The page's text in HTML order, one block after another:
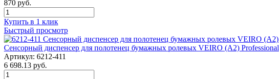
870 руб.
Купить в 1 клик
Быстрый просмотр
Сенсорный диспенсер для полотенец бумажных ролевых VEIRO (A2) Professional
Артикул: 6212-411
6 698.13 руб.